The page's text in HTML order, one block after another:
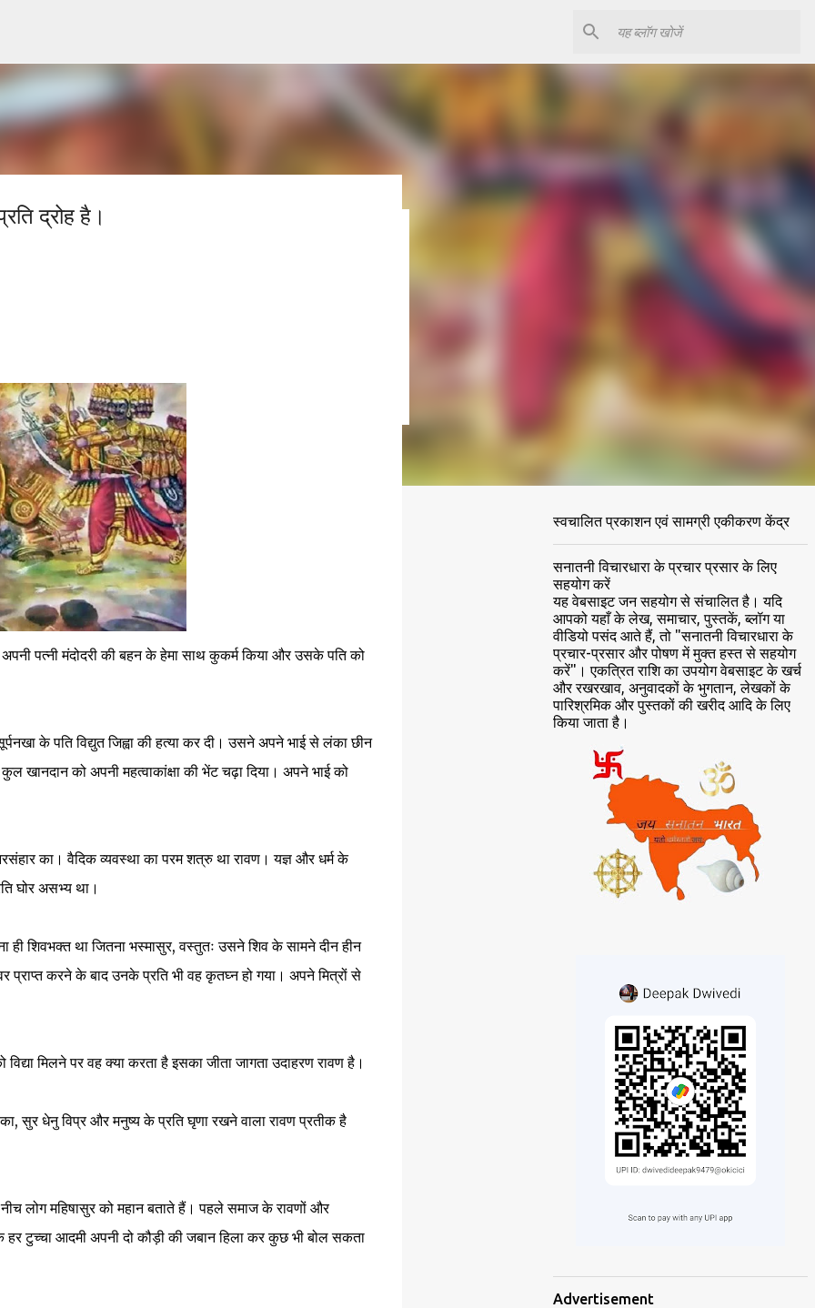
सत्य प्रकट होता है।
द्रोह है।
पत्नी मंदोदरी की बहन के हेमा साथ कुकर्म किया और उसके पति को
के पति विद्युत जिह्वा की हत्या कर दी। उसने अपने भाई से लंका छीन
खानदान को अपनी महत्वाकांक्षा की भेंट चढ़ा दिया। अपने भाई को
का। वैदिक व्यवस्था का परम शत्रु था रावण। यज्ञ और धर्म के
घोर असभ्य था।
शिवभक्त था जितना भस्मासुर, वस्तुतः उसने शिव के सामने दीन हीन
प्राप्त करने के बाद उनके प्रति भी वह कृतघ्न हो गया। अपने मित्रों से
मिलने पर वह क्या करता है इसका जीता जागता उदाहरण रावण है।
सुर धेनु विप्र और मनुष्य के प्रति घृणा रखने वाला रावण प्रतीक है
लोग महिषासुर को महान बताते हैं। पहले समाज के रावणों और
हर टुच्चा आदमी अपनी दो कौड़ी की जबान हिला कर कुछ भी बोल सकता
स्वचालित प्रकाशन एवं सामग्री एकीकरण केंद्र
सनातनी विचारधारा के प्रचार प्रसार के लिए
सहयोग करें
यह वेबसाइट जन सहयोग से संचालित है। यदि
आपको यहाँ के लेख, समाचार, पुस्तकें, ब्लॉग या
वीडियो पसंद आते हैं, तो "सनातनी विचारधारा के
प्रचार-प्रसार और पोषण में मुक्त हस्त से सहयोग
करें"। एकत्रित राशि का उपयोग वेबसाइट के खर्च
और रखरखाव, अनुवादकों के भुगतान, लेखकों के
पारिश्रमिक और पुस्तकों की खरीद आदि के लिए
किया जाता है।
Advertisement